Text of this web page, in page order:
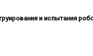
и испытания